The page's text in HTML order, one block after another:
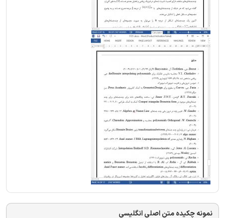
نمونه چکیده متن اصلی انگلیسی